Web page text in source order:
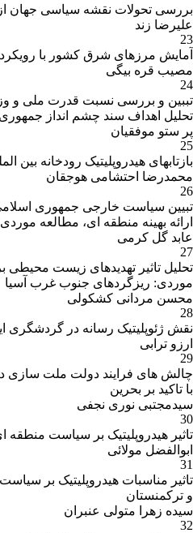
بررسی تحولات نقشه سیاسی جهان از سال 1900
علیرضا زند
23
آمایش مرزهای شرق کشور با رویکرد
مصیب قره بیگی
24
تببین و بررسی نسبت قدرت ملی و
تحلیل اهداف سند چشم انداز جمهوری
پر ستو موفقیان
25
بازتابهای هیدروپلیتیک رودخانه
محمدرضا احتشامی هوجقان
26
تبیین سیاست خارجی جمهوری اسلامی
ارائه بهینه منطقه ای، مطالعه
عابد گل کرمی
27
تحلیل تاثیر تهدیدهای زیست محیطی
موردی: ریزگردهای جنوب غرب آسیا
محسن مردانی کشکولی
28
نقش ژئوپلیتیک رسانه در گردشگری
ارزو ترابی
29
چالش های فرایند دولت ملت سازی
با تاکید بر بحرین
سیدمجتبی نوری نجفی
30
تاثیر هیدروپلیتیک بر سیاست منطقه
ابوالفضل مولائی
31
تاثیر مناسبات هیدروپلیتیک بر
و ترکمنستان
سیده زهرا متولی عنبران
32